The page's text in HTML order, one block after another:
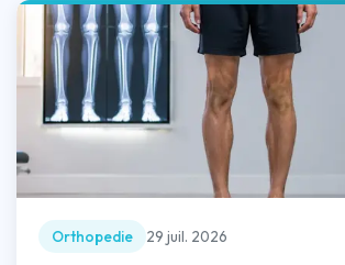
Orthopedie 29 juil. 2026